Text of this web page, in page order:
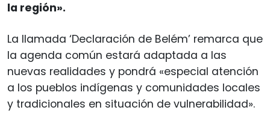
la región».
La llamada ‘Declaración de Belém’ remarca que
la agenda común estará adaptada a las
nuevas realidades y pondrá «especial atención
a los pueblos indígenas y comunidades locales
y tradicionales en situación de vulnerabilidad».